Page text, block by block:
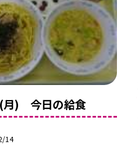
月) 今日の給食
14